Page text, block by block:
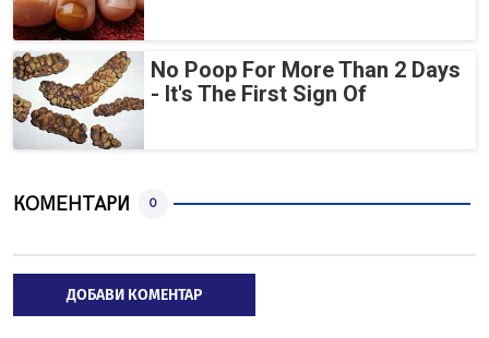
No Poop For More Than 2 Days
- It's The First Sign Of
КОМЕНТАРИ 0
ДОБАВИ КОМЕНТАР